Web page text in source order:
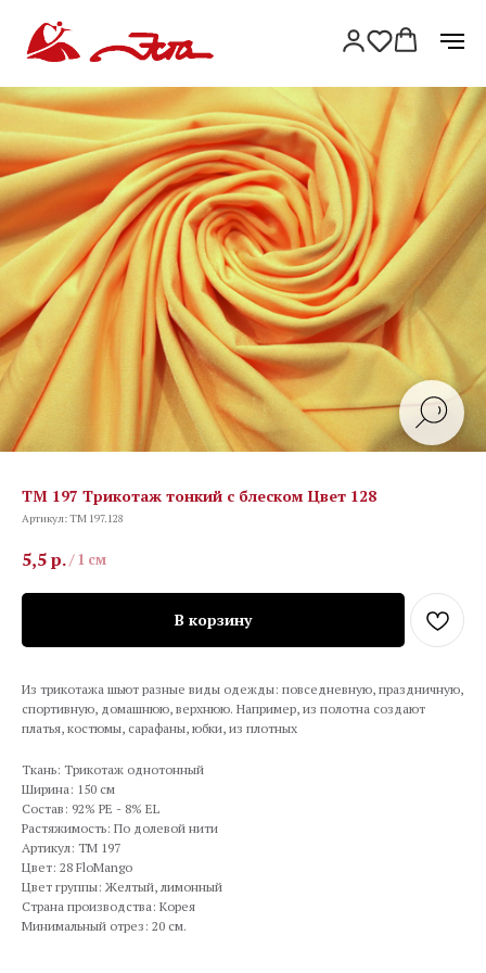
TM 197 Трикотаж тонкий с блеском Цвет 128
Артикул:TM 197.128
5,5р./ 1 см
В корзину
Из трикотажа шьют разные виды одежды: повседневную, праздничную,
спортивную, домашнюю, верхнюю. Например, из полотна создают
платья, костюмы, сарафаны, юбки, из плотных
Ткань: Трикотаж однотонный
Ширина: 150 см
Состав: 92% PE - 8% EL
Растяжимость: По долевой нити
Артикул: TM 197
Цвет: 28 FloMango
Цвет группы: Желтый, лимонный
Страна производства: Корея
Минимальный отрез: 20 см.